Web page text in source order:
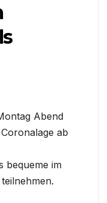
Abend
ab
bequeme im